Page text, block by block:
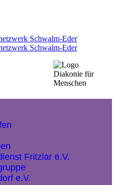
Fritzlar e.V.
e.V.